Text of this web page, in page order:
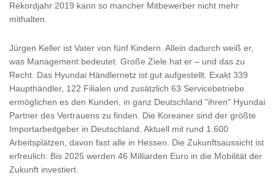
Rekordjahr 2019 kann so mancher Mitbewerber nicht mehr
mithalten.
Jürgen Keller ist Vater von fünf Kindern. Allein dadurch weiß er,
was Management bedeutet. Große Ziele hat er – und das zu
Recht. Das Hyundai Händlernetz ist gut aufgestellt. Exakt 339
Haupthändler, 122 Filialen und zusätzlich 63 Servicebetriebe
ermöglichen es den Kunden, in ganz Deutschland "ihren" Hyundai
Partner des Vertrauens zu finden. Die Koreaner sind der größte
Importarbeitgeber in Deutschland. Aktuell mit rund 1.600
Arbeitsplätzen, davon fast alle in Hessen. Die Zukunftsaussicht ist
erfreulich: Bis 2025 werden 46 Milliarden Euro in die Mobilität der
Zukunft investiert.